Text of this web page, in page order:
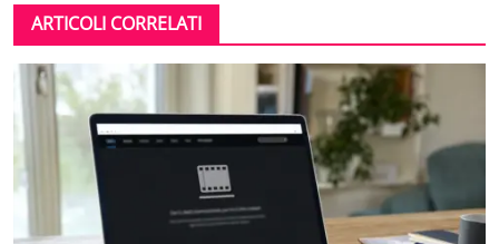
ARTICOLI CORRELATI